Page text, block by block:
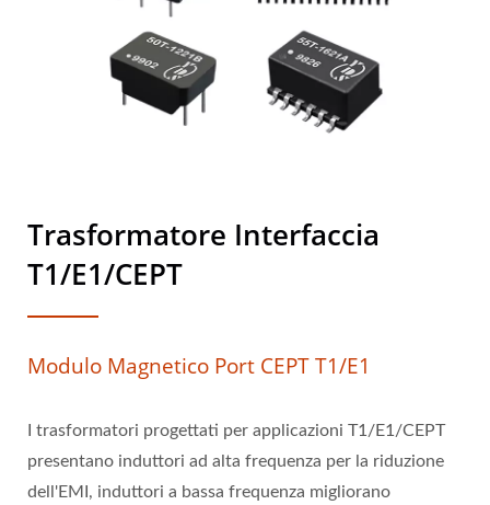
Trasformatore Interfaccia
T1/E1/CEPT
Modulo Magnetico Port CEPT T1/E1
I trasformatori progettati per applicazioni T1/E1/CEPT
presentano induttori ad alta frequenza per la riduzione
dell'EMI, induttori a bassa frequenza migliorano